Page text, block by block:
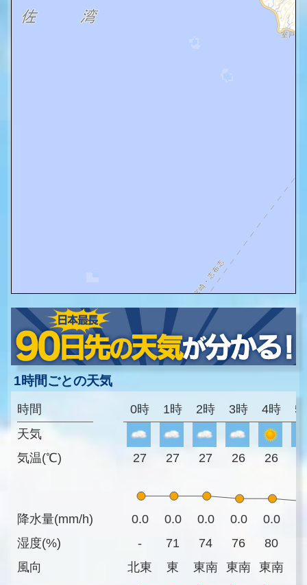
1時間ごとの天気
時間
天気
気温(℃)
降水量(mm/h)
湿度(%)
風向
0時 1時 2時 3時 4時 5
27 27 27 26 26
0.0 0.0 0.0 0.0 0.0
-
71 74 76 80
北東
東 東南 東南 東南